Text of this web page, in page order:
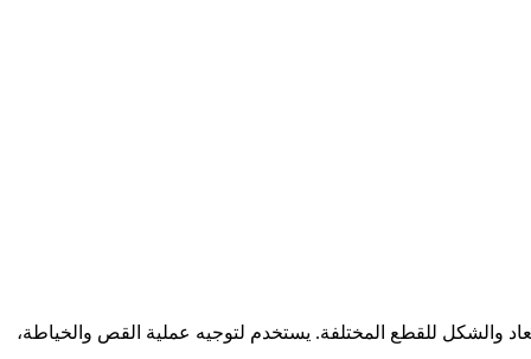
والشكل للقطع المختلفة. يستخدم لتوجيه عملية القص والخياطة،